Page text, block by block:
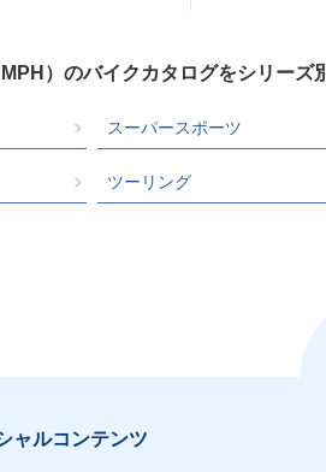
）のバイクカタログをシリーズ
スーパースポーツ
ツーリング
ャルコンテンツ